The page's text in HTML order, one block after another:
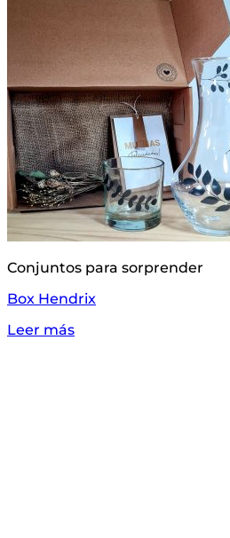
Conjuntos para sorprender
Box Hendrix
Leer más